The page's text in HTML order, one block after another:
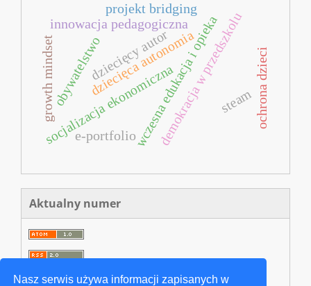
Nasz serwis używa informacji zapisanych w
wczesna edukacja i opieka
dziecięca autonomiademokracja w przedszkolu
socjalizacja ekonomiczna
innowacja pedagogiczna
dziecięcy autor ochrona dzieci
steam
obywatelstwo
projekt bridging
growth mindset
e-portfolio
Aktualny numer